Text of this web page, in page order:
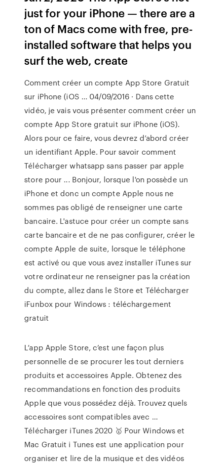
just for your iPhone — there are a
ton of Macs come with free, pre-
installed software that helps you
surf the web, create
Comment créer un compte App Store Gratuit
sur iPhone (iOS ... 04/09/2016 · Dans cette
vidéo, je vais vous présenter comment créer un
compte App Store gratuit sur iPhone (iOS).
Alors pour ce faire, vous devrez d’abord créer
un identifiant Apple. Pour savoir comment
Télécharger whatsapp sans passer par apple
store pour ... Bonjour, lorsque l'on possède un
iPhone et donc un compte Apple nous ne
sommes pas obligé de renseigner une carte
bancaire. L'astuce pour créer un compte sans
carte bancaire et de ne pas configurer, créer le
compte Apple de suite, lorsque le téléphone
est activé ou que vous avez installer iTunes sur
votre ordinateur ne renseigner pas la création
du compte, allez dans le Store et Télécharger
iFunbox pour Windows : téléchargement
gratuit
‎L’app Apple Store, c’est une façon plus
personnelle de se procurer les tout derniers
produits et accessoires Apple. Obtenez des
recommandations en fonction des produits
Apple que vous possédez déjà. Trouvez quels
accessoires sont compatibles avec …
Télécharger iTunes 2020 🥇 Pour Windows et
Mac Gratuit i Tunes est une application pour
organiser et lire de la musique et des vidéos